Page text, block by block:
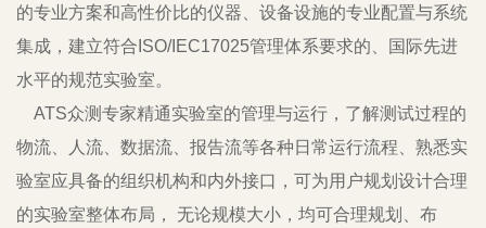
的专业方案和高性价比的仪器、设备设施的专业配置与系统
集成，建立符合ISO/IEC17025管理体系要求的、国际先进
水平的规范实验室。
ATS众测专家精通实验室的管理与运行，了解测试过程的
物流、人流、数据流、报告流等各种日常运行流程、熟悉实
验室应具备的组织机构和内外接口，可为用户规划设计合理
的实验室整体布局， 无论规模大小，均可合理规划、布